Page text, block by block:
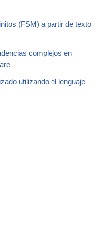
(FSM) a partir de texto
complejos en
utilizando el lenguaje